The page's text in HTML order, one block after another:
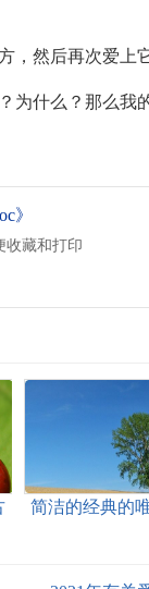
，然后再次爱上
为什么？那么我
》
收藏和打印
简洁的经典的